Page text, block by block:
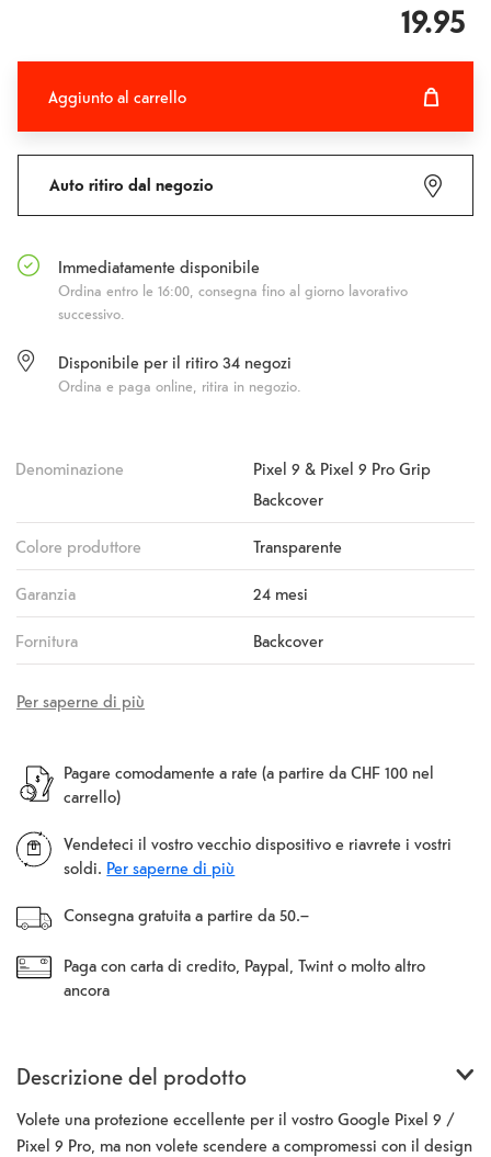
19.95
Aggiunto al carrello
Auto ritiro dal negozio
Immediatamente disponibile
Ordina entro le 16:00, consegna fino al giorno lavorativo
successivo.
Disponibile per il ritiro 34 negozi
Ordina e paga online, ritira in negozio.
Denominazione
Pixel 9 & Pixel 9 Pro Grip
Backcover
Colore produttore Transparente
Garanzia 24 mesi
Fornitura Backcover
Per saperne di più
Pagare comodamente a rate (a partire da CHF 100 nel
carrello)
Vendeteci il vostro vecchio dispositivo e riavrete i vostri
soldi. Per saperne di più
Consegna gratuita a partire da 50.–
Paga con carta di credito, Paypal, Twint o molto altro
ancora
Descrizione del prodotto
Volete una protezione eccellente per il vostro Google Pixel 9 /
Pixel 9 Pro, ma non volete scendere a compromessi con il design